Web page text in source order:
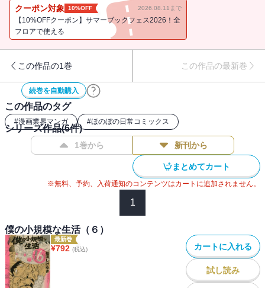
り……疑念と不安と後悔に満ちた“僕”が主人公のマンガ家マンガ、絶
好調！！
クーポン対象 10%OFF 2026.08.11まで
【10%OFFクーポン】サマーブックフェス2026！全
フロアで使える
この作品の1巻 この作品の最新巻
続巻を自動購入
この作品のタグ
#漫画業界マンガ #ほのぼの日常コミックス
シリーズ作品(6件)
1巻から 新刊から
まとめてカート
※無料、予約、入荷通知のコンテンツはカートに追加されません。
1
僕の小規模な生活（６）
最新巻
¥792 (税込) カートに入れる
試し読み